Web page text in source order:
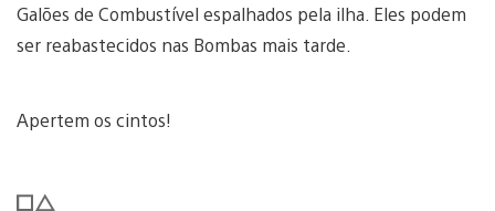
Galões de Combustível espalhados pela ilha. Eles podem
ser reabastecidos nas Bombas mais tarde.
Apertem os cintos!